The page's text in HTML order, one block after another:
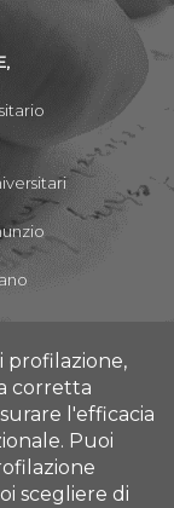
profilazione,
corretta
l'efficacia
Puoi
scegliere di